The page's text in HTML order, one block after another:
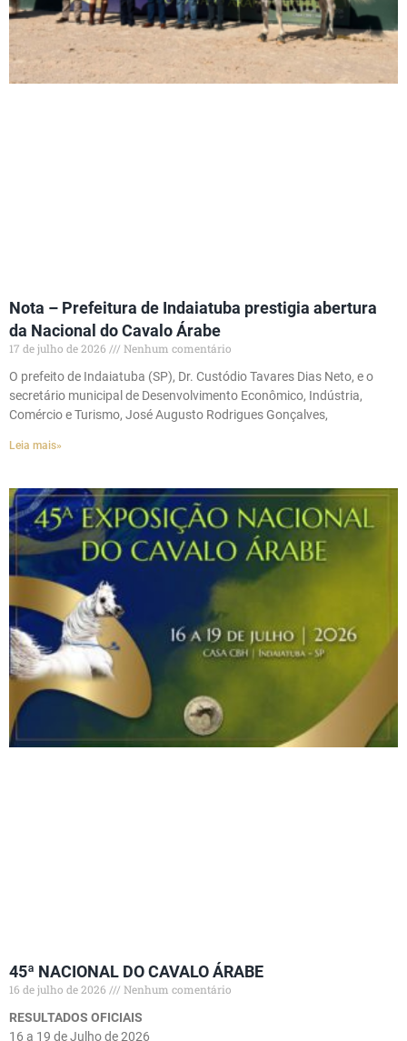
Nota – Prefeitura de Indaiatuba prestigia abertura
da Nacional do Cavalo Árabe
17 de julho de 2026
Nenhum comentário
O prefeito de Indaiatuba (SP), Dr. Custódio Tavares Dias Neto, e o
secretário municipal de Desenvolvimento Econômico, Indústria,
Comércio e Turismo, José Augusto Rodrigues Gonçalves,
Leia mais»
45ª NACIONAL DO CAVALO ÁRABE
16 de julho de 2026
Nenhum comentário
RESULTADOS OFICIAIS
16 a 19 de Julho de 2026